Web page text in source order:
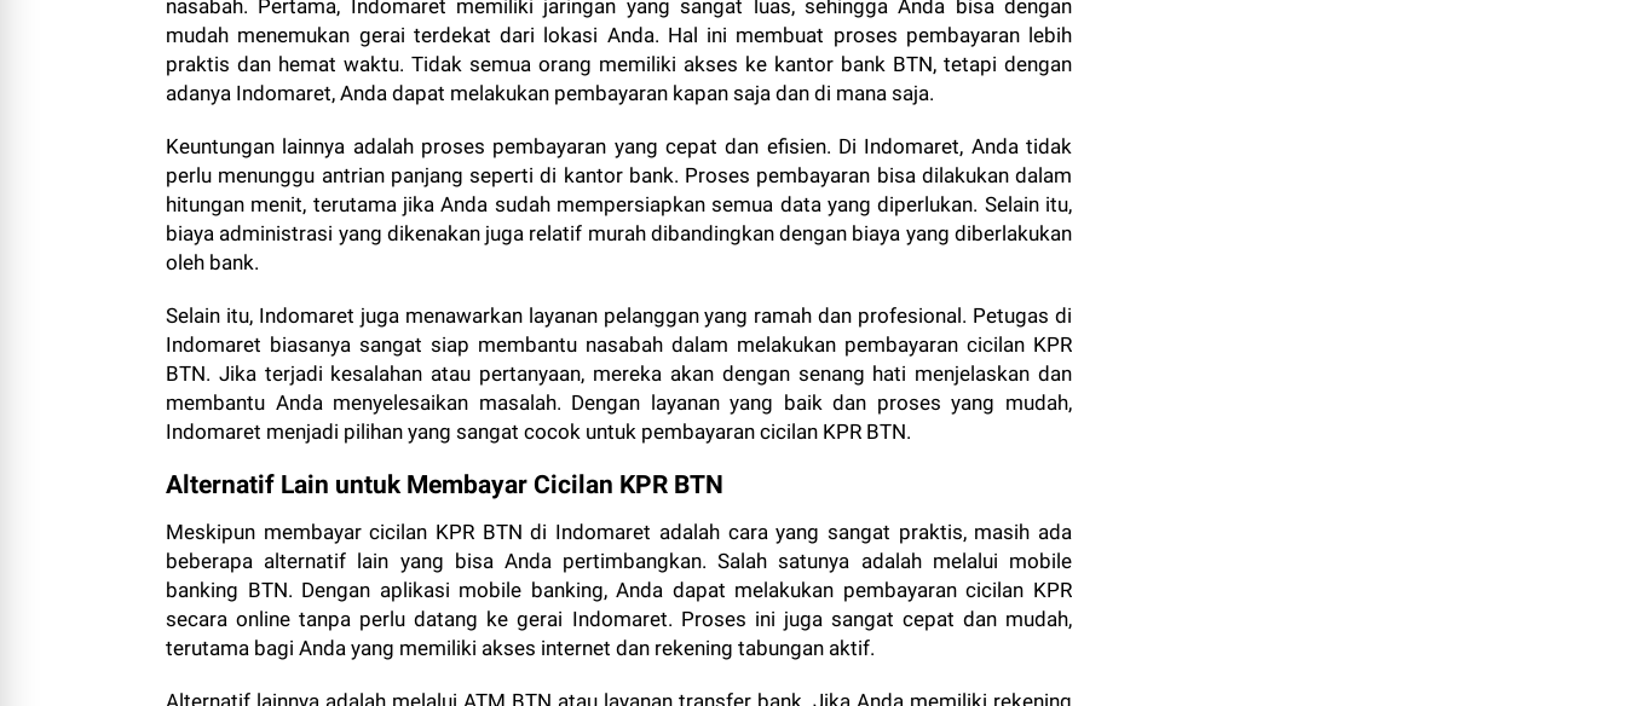
nasabah. Pertama, Indomaret memiliki jaringan yang sangat luas, sehingga Anda bisa dengan
mudah menemukan gerai terdekat dari lokasi Anda. Hal ini membuat proses pembayaran lebih
praktis dan hemat waktu. Tidak semua orang memiliki akses ke kantor bank BTN, tetapi dengan
adanya Indomaret, Anda dapat melakukan pembayaran kapan saja dan di mana saja.
Keuntungan lainnya adalah proses pembayaran yang cepat dan efisien. Di Indomaret, Anda tidak
perlu menunggu antrian panjang seperti di kantor bank. Proses pembayaran bisa dilakukan dalam
hitungan menit, terutama jika Anda sudah mempersiapkan semua data yang diperlukan. Selain itu,
biaya administrasi yang dikenakan juga relatif murah dibandingkan dengan biaya yang diberlakukan
oleh bank.
Selain itu, Indomaret juga menawarkan layanan pelanggan yang ramah dan profesional. Petugas di
Indomaret biasanya sangat siap membantu nasabah dalam melakukan pembayaran cicilan KPR
BTN. Jika terjadi kesalahan atau pertanyaan, mereka akan dengan senang hati menjelaskan dan
membantu Anda menyelesaikan masalah. Dengan layanan yang baik dan proses yang mudah,
Indomaret menjadi pilihan yang sangat cocok untuk pembayaran cicilan KPR BTN.
Alternatif Lain untuk Membayar Cicilan KPR BTN
Meskipun membayar cicilan KPR BTN di Indomaret adalah cara yang sangat praktis, masih ada
beberapa alternatif lain yang bisa Anda pertimbangkan. Salah satunya adalah melalui mobile
banking BTN. Dengan aplikasi mobile banking, Anda dapat melakukan pembayaran cicilan KPR
secara online tanpa perlu datang ke gerai Indomaret. Proses ini juga sangat cepat dan mudah,
terutama bagi Anda yang memiliki akses internet dan rekening tabungan aktif.
Alternatif lainnya adalah melalui ATM BTN atau layanan transfer bank. Jika Anda memiliki rekening